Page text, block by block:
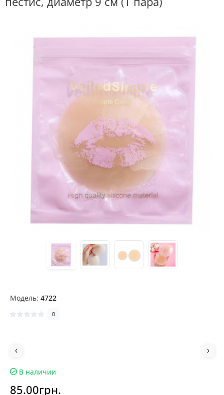
Модель: 4722
0
В наличии
85.00грн.